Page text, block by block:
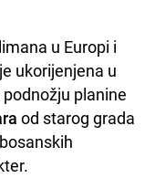
u Europi i
ukorijenjena u
planine
od starog grada